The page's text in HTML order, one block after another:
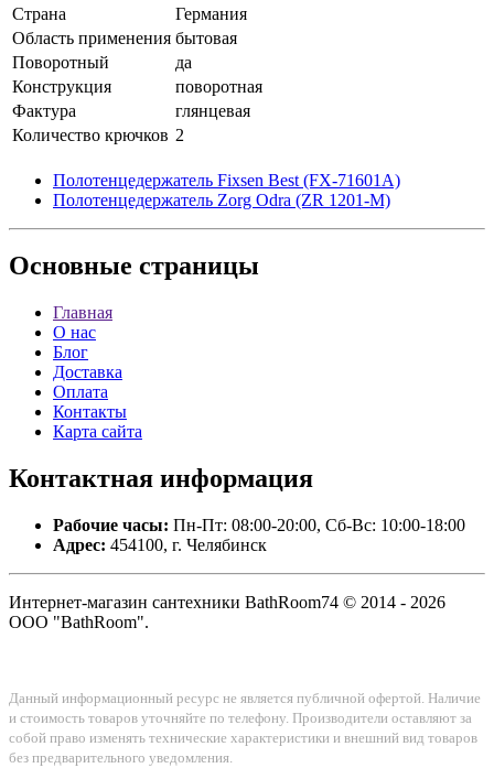
Страна
Германия
Область применения бытовая
Поворотный
да
Конструкция
поворотная
Фактура
глянцевая
Количество крючков 2
Полотенцедержатель Fixsen Best (FX-71601A)
Полотенцедержатель Zorg Odra (ZR 1201-M)
Основные страницы
Главная
О нас
Блог
Доставка
Оплата
Контакты
Карта сайта
Контактная информация
Рабочие часы: Пн-Пт: 08:00-20:00, Сб-Вс: 10:00-18:00
Адрес: 454100, г. Челябинск
Интернет-магазин сантехники BathRoom74 © 2014 - 2026
ООО "BathRoom".
Данный информационный ресурс не является публичной офертой. Наличие
и стоимость товаров уточняйте по телефону. Производители оставляют за
собой право изменять технические характеристики и внешний вид товаров
без предварительного уведомления.